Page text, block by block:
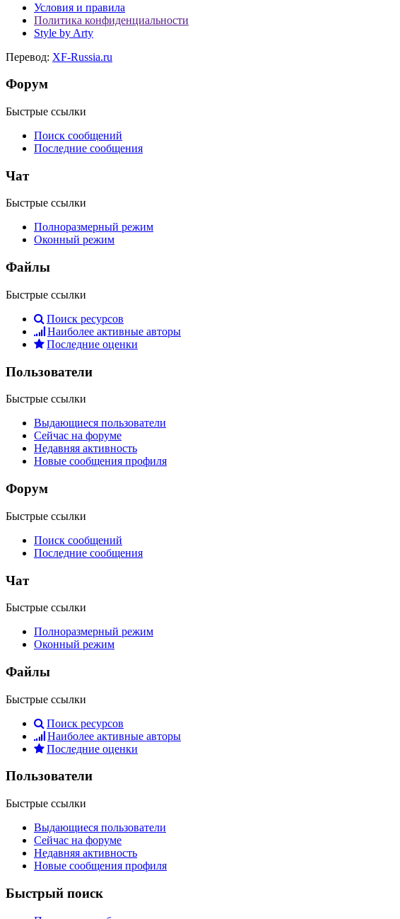
Условия и правила
Политика конфиденциальности
Style by Arty
Перевод: XF-Russia.ru
Форум
Быстрые ссылки
Поиск сообщений
Последние сообщения
Чат
Быстрые ссылки
Полноразмерный режим
Оконный режим
Файлы
Быстрые ссылки
Поиск ресурсов
Наиболее активные авторы
Последние оценки
Пользователи
Быстрые ссылки
Выдающиеся пользователи
Сейчас на форуме
Недавняя активность
Новые сообщения профиля
Форум
Быстрые ссылки
Поиск сообщений
Последние сообщения
Чат
Быстрые ссылки
Полноразмерный режим
Оконный режим
Файлы
Быстрые ссылки
Поиск ресурсов
Наиболее активные авторы
Последние оценки
Пользователи
Быстрые ссылки
Выдающиеся пользователи
Сейчас на форуме
Недавняя активность
Новые сообщения профиля
Быстрый поиск